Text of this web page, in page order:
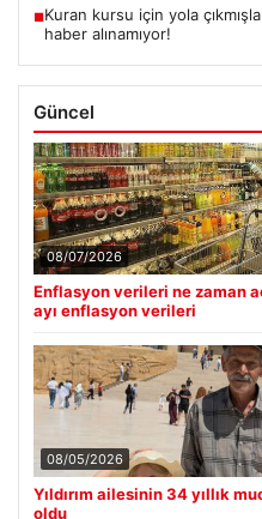
■Kuran kursu için yola
haber alınamıyor!
Güncel
08/07/2026
Enflasyon verileri ne zaman
ayı enflasyon verileri
08/05/2026
Yıldırım ailesinin 34 yıllık
oldu